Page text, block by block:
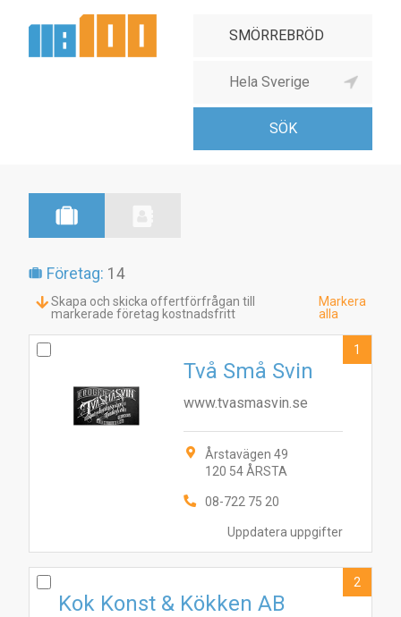
Företag: 14
Skapa och skicka offertförfrågan till
markerade företag kostnadsfritt
Markera
alla
Uppdatera uppgifter
Två Små Svin
www.tvasmasvin.se
Årstavägen 49
120 54 ÅRSTA
08-722 75 20
1
Kok Konst & Kökken AB
2